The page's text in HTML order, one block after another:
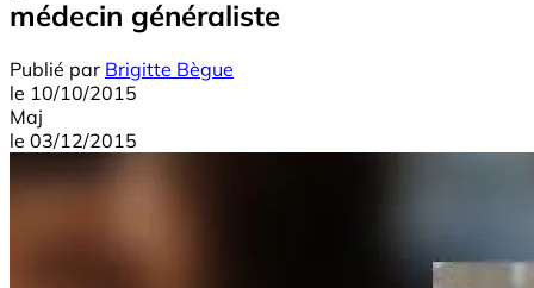
médecin généraliste
Publié par Brigitte Bègue
le 10/10/2015
Maj
le 03/12/2015